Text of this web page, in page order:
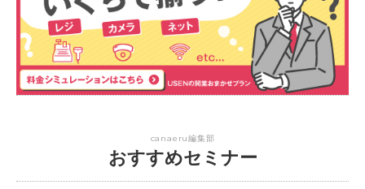
canaeru編集部
おすすめセミナー